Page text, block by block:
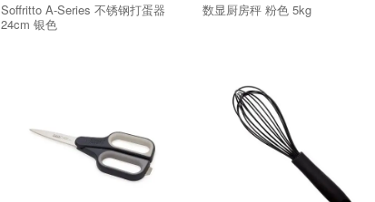
Soffritto A-Series 不锈钢打蛋器
24cm 银色
数显厨房秤 粉色 5kg